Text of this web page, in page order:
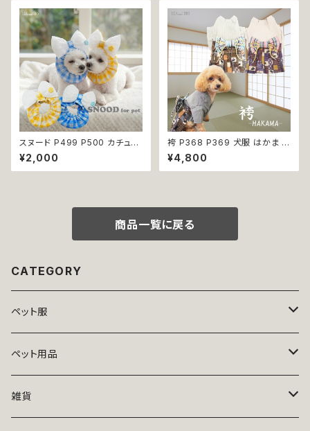
ン 龍 富士 山 小型犬 子犬 仔犬
夏 返品交換不可
スヌード P499 P500 カチュー
シャ りぼん ブルー イエロー ド
ッグウェア ドッグ ウェア ドッグ
ウエア 犬 猫 ペット 服 犬服 か
¥2,000
袴 P368 P369 犬服 はかま イ
エロー パープル 和柄 うさぎ リ
ボントップス ボトムス ドッグウェ
ア ドッグ ウェア ドッグウエア 犬
¥4,800
商品一覧に戻る
CATEGORY
ペット服
トップス
ニット
ボトムス
ペット用品
ベッド
雑貨